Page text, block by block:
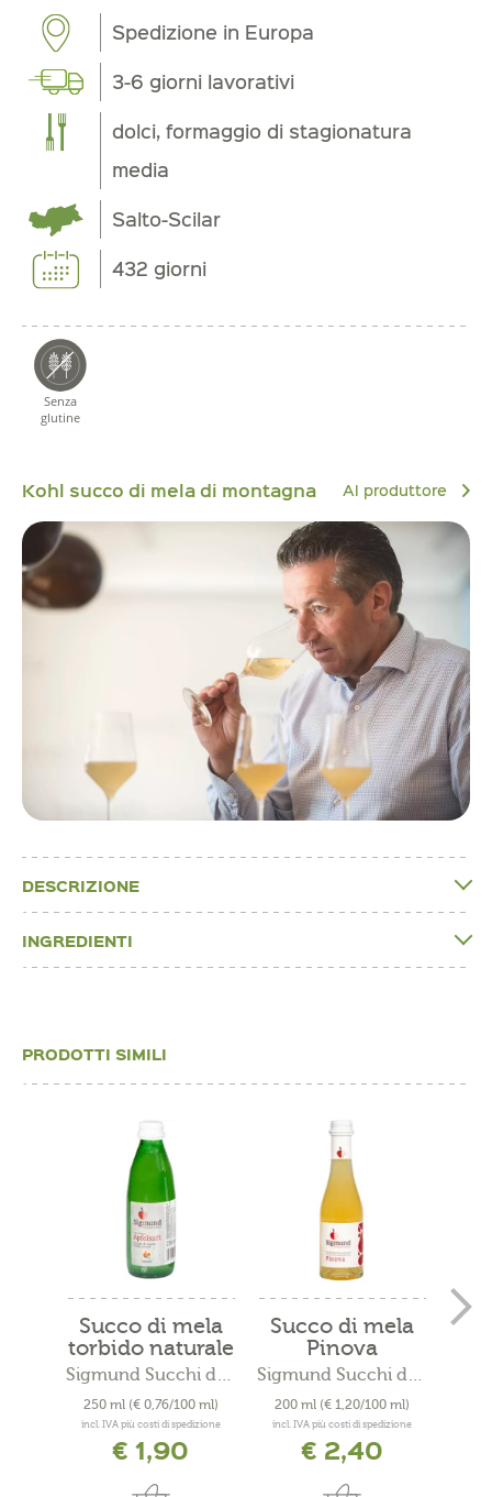
Spedizione in Europa
3-6 giorni lavorativi
dolci, formaggio di stagionatura
media
Salto-Scilar
432 giorni
Senza
glutine
Kohl succo di mela di montagna Al produttore
DESCRIZIONE
INGREDIENTI
PRODOTTI SIMILI
Succo di mela
torbido naturale
Sigmund Succhi di mela -...
250 ml (€ 0,76/100 ml)
incl. IVA più costi di spedizione
€ 1,90
Succo di mela
Pinova
Sigmund Succhi di mela -...
200 ml (€ 1,20/100 ml)
incl. IVA più costi di spedizione
€ 2,40